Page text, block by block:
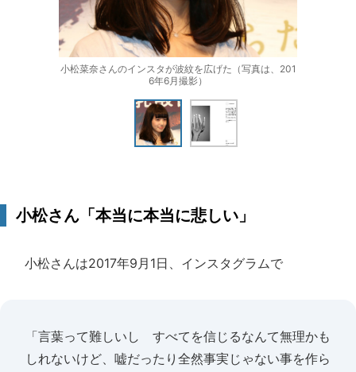
小松菜奈さんのインスタが波紋を広げた（写真は、201
6年6月撮影）
小松さん「本当に本当に悲しい」
小松さんは2017年9月1日、インスタグラムで
「言葉って難しいし すべてを信じるなんて無理かも
しれないけど、嘘だったり全然事実じゃない事を作ら